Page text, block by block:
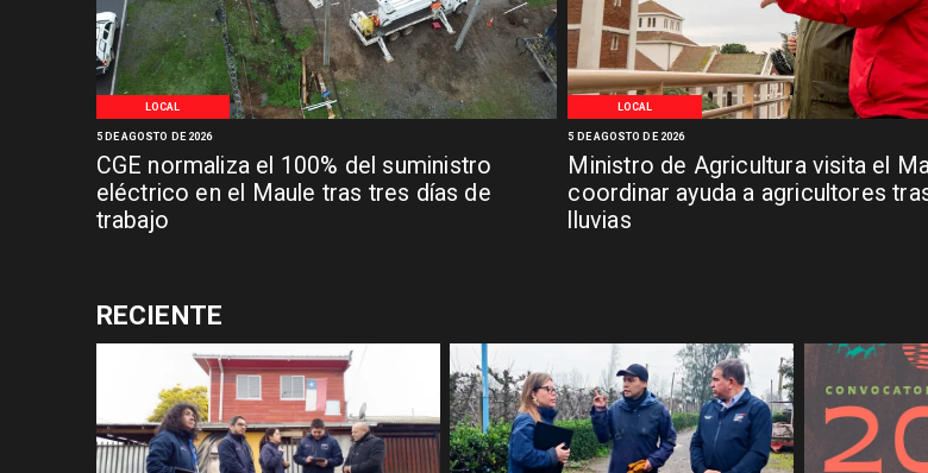
LOCAL
CGE normaliza el 100% del suministro
eléctrico en el Maule tras tres días de
trabajo
5 DE AGOSTO DE 2026
LOCAL
Ministro de Agricultura visita el
coordinar ayuda a agricultores
lluvias
5 DE AGOSTO DE 2026
RECIENTE